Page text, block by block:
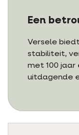
Een
Versele
stabiliteit,
met 100 jaar
uitdagende